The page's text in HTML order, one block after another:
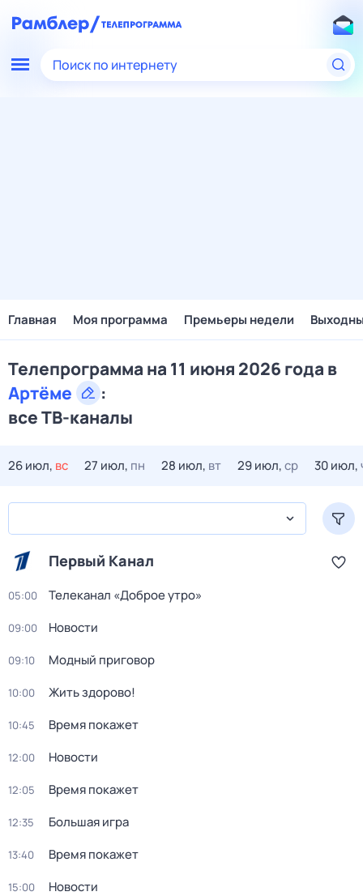
Поиск по интернету
Главная Моя программа Премьеры недели
Телепрограмма на 11 июня 2026 года в
Артёме
:
все ТВ-каналы
26 июл, вс 27 июл, пн 28 июл, вт 29 июл,ср 30 июл,
Первый Канал
05:00 Телеканал «Доброе утро»
09:00 Новости
09:10 Модный приговор
10:00 Жить здорово!
10:45 Время покажет
12:00 Новости
12:05 Время покажет
12:35 Большая игра
13:40 Время покажет
15:00 Новости